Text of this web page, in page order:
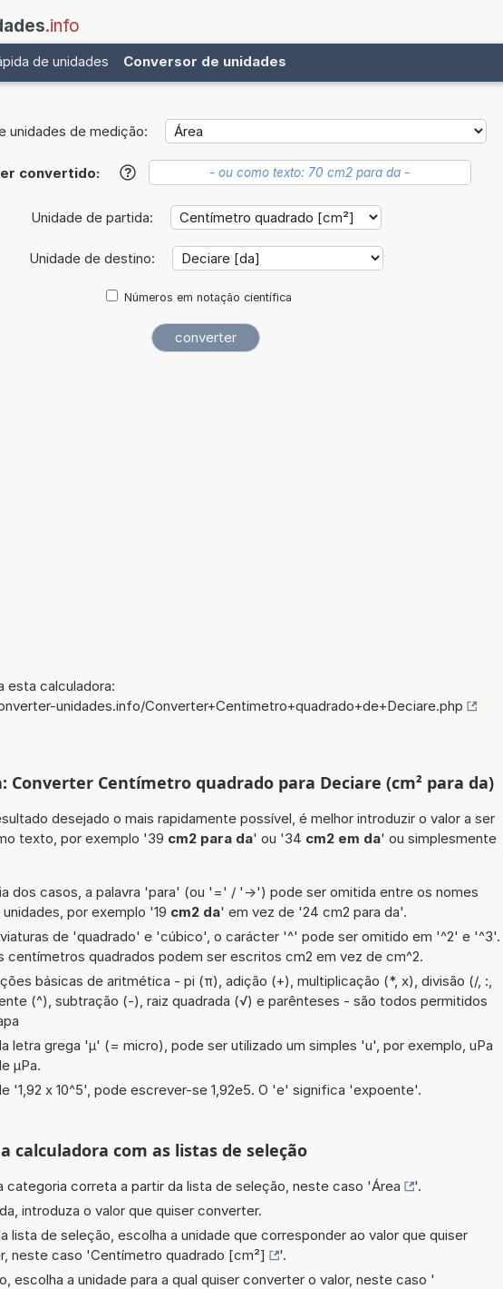
.info
de unidades Conversor de unidades
unidades de medição:
convertido: ?
Unidade de partida:
Unidade de destino:
Números em notação científica
esta calculadora:
unidades.info/Converter+Centimetro+quadrado+de+Deciare.php
Converter Centímetro quadrado para Deciare (cm² para da)
desejado o mais rapidamente possível, é melhor introduzir o valor a ser
texto, por exemplo '39 cm2 para da' ou '34 cm2 em da' ou simplesmente
dos casos, a palavra 'para' (ou '=' / '->') pode ser omitida entre os nomes
por exemplo '19 cm2 da' em vez de '24 cm2 para da'.
de 'quadrado' e 'cúbico', o carácter '^' pode ser omitido em '^2' e '^3'.
centímetros quadrados podem ser escritos cm2 em vez de cm^2.
básicas de aritmética - pi (π), adição (+), multiplicação (*, x), divisão (/, :,
(^), subtração (-), raiz quadrada (√) e parênteses - são todos permitidos
letra grega 'µ' (= micro), pode ser utilizado um simples 'u', por exemplo, uPa
µPa.
'1,92 x 10^5', pode escrever-se 1,92e5. O 'e' significa 'expoente'.
calculadora com as listas de seleção
categoria correta a partir da lista de seleção, neste caso 'Área
'.
introduza o valor que quiser converter.
lista de seleção, escolha a unidade que corresponder ao valor que quiser
neste caso 'Centímetro quadrado [cm²]
'.
escolha a unidade para a qual quiser converter o valor, neste caso '